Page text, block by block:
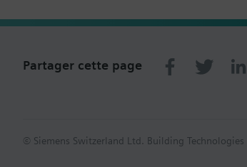
Partager cette page
© Siemens Switzerland Ltd. Building Technologies